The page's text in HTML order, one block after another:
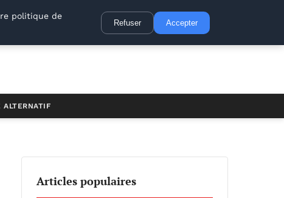
ALTERNATIF
Articles populaires
politique de
Refuser Accepter